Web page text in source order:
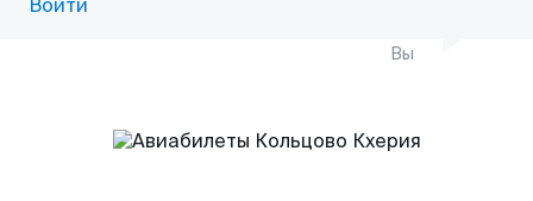
Войти
Вы